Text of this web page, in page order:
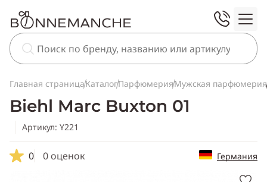
Главная страницаКаталогПарфюмерияМужская парфюмерия
Biehl Marc Buxton 01
Артикул: Y221
0 0 оценок Германия